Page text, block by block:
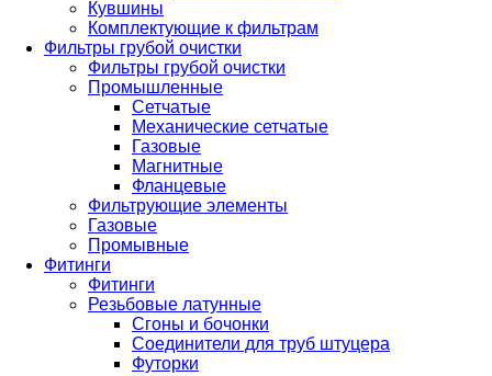
Кувшины
Комплектующие к фильтрам
Фильтры грубой очистки
Фильтры грубой очистки
Промышленные
Сетчатые
Механические сетчатые
Газовые
Магнитные
Фланцевые
Фильтрующие элементы
Газовые
Промывные
Фитинги
Фитинги
Резьбовые латунные
Сгоны и бочонки
Соединители для труб штуцера
Футорки